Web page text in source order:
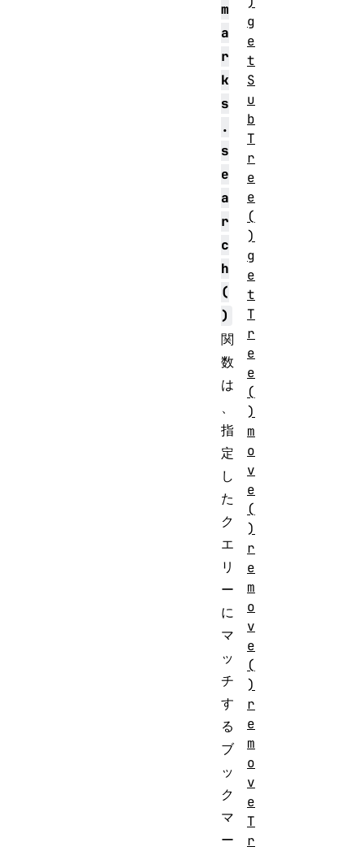
m
a
r
k
s
.
s
e
a
r
c
h
(
)
関
数
は
指
定
し
た
ク
エ
リ
ー
に
マ
ッ
チ
す
る
ブ
ッ
ク
マ
ー
g
e
t
S
u
b
T
r
e
e
(
)
g
e
t
T
r
e
e
(
)
m
o
v
e
(
)
r
e
m
o
v
e
(
)
r
e
m
o
v
e
T
r